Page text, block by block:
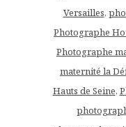
Versailles,
Photographe
Photographe
maternité la
Hauts de Seine,